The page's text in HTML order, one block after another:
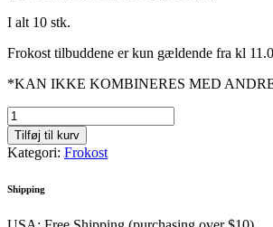
I alt 10 stk.
Frokost tilbuddene er kun gældende fra kl
*KAN IKKE KOMBINERES MED
Zhiki
A
(frokost
11.00-
antal
Tilføj til kurv
Kategori: Frokost
Shipping